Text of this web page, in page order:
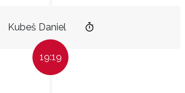
Kubeš Daniel
19:19